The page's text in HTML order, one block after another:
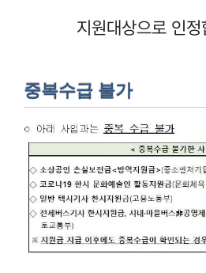
지원대상으로 인정
중복수급 불가